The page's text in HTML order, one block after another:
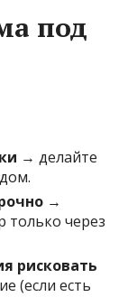
под
→ делайте
→
только через
рисковать
(если есть